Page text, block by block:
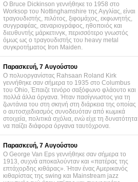
Ο Bruce Dickinson γεννήθηκε το 1958 στο
Worksop του Nottinghamshire της Αγγλίας, είναι
τραγουδιστής, πιλότος, ξιφομάχος, εκφωνητής,
συγγραφέας, σεναριογράφος, ηθοποιός και
διευθυντής μάρκετινγκ, περισσότερο γνωστός
όμως ως ο τραγουδιστής του heavy metal
συγκροτήματος Iron Maiden.
Παρασκευή, 7 Αυγούστου
Ο πολυοργανίστας Rahsaan Roland Kirk
γεννήθηκε σαν σήμερα το 1935 στο Columbus
του Ohio, Έπαιζε τενόρο σαξόφωνο φλάουτο και
πολλά άλλα όργανα. Ήταν πασίγνωστος για τη
ζωντάνια του στη σκηνή στη διάρκεια της οποίας
ο αυτοσχεδιασμός συνοδευόταν από κωμικά
στοιχεία, πολιτικά σχόλια, ενώ είχε τη δυνατότητα
να παίζει διάφορα όργανα ταυτόχρονα.
Παρασκευή, 7 Αυγούστου
Ο George Van Eps γεννήθηκε σαν σήμερα το
1913, συχνά αποκαλούνταν και «πατέρας της
επτάχορδης κιθάρας». Ήταν ένας Αμερικανός
κιθαρίστας της swing και Mainstream jazz